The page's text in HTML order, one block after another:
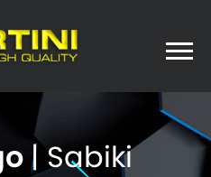
Toggle
| Sabiki